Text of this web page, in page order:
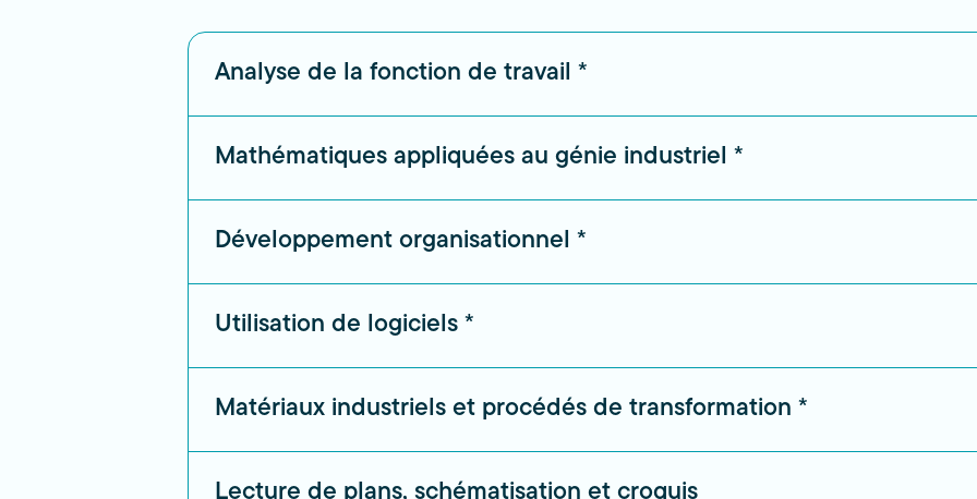
Analyse de la fonction de travail *
Mathématiques appliquées au génie industriel *
Développement organisationnel *
Utilisation de logiciels *
Matériaux industriels et procédés de transformation *
Lecture de plans, schématisation et croquis